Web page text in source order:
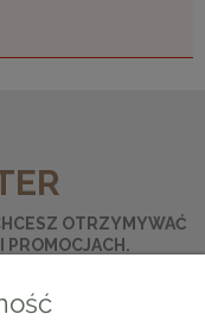
OTRZYMYWAĆ
PROMOCJACH.